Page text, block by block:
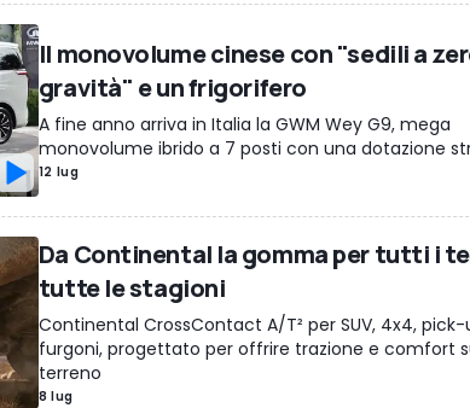
Il monovolume cinese con "sedili a
gravità" e un frigorifero
A fine anno arriva in Italia la GWM Wey G9, mega
monovolume ibrido a 7 posti con una dotazione
12 lug
Da Continental la gomma per tutti i
tutte le stagioni
Continental CrossContact A/T² per SUV, 4x4, pick-
furgoni, progettato per offrire trazione e comfort
terreno
8 lug